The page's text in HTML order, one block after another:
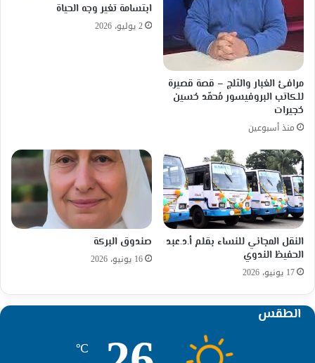
مرافئ الغبار والثلج – قصة قصيرة
للكاتب البروفيسور مُحمّد حُسين
حُجيرات
منذ أسبوعين
ابتسامة تغير وجه الحياة
2 يوليو، 2026
النقل المجاني للنساء بقلم أ.د.عبد
الحفيظ الندوي
17 يونيو، 2026
صندوق البركة
16 يونيو، 2026
الطقس
℃